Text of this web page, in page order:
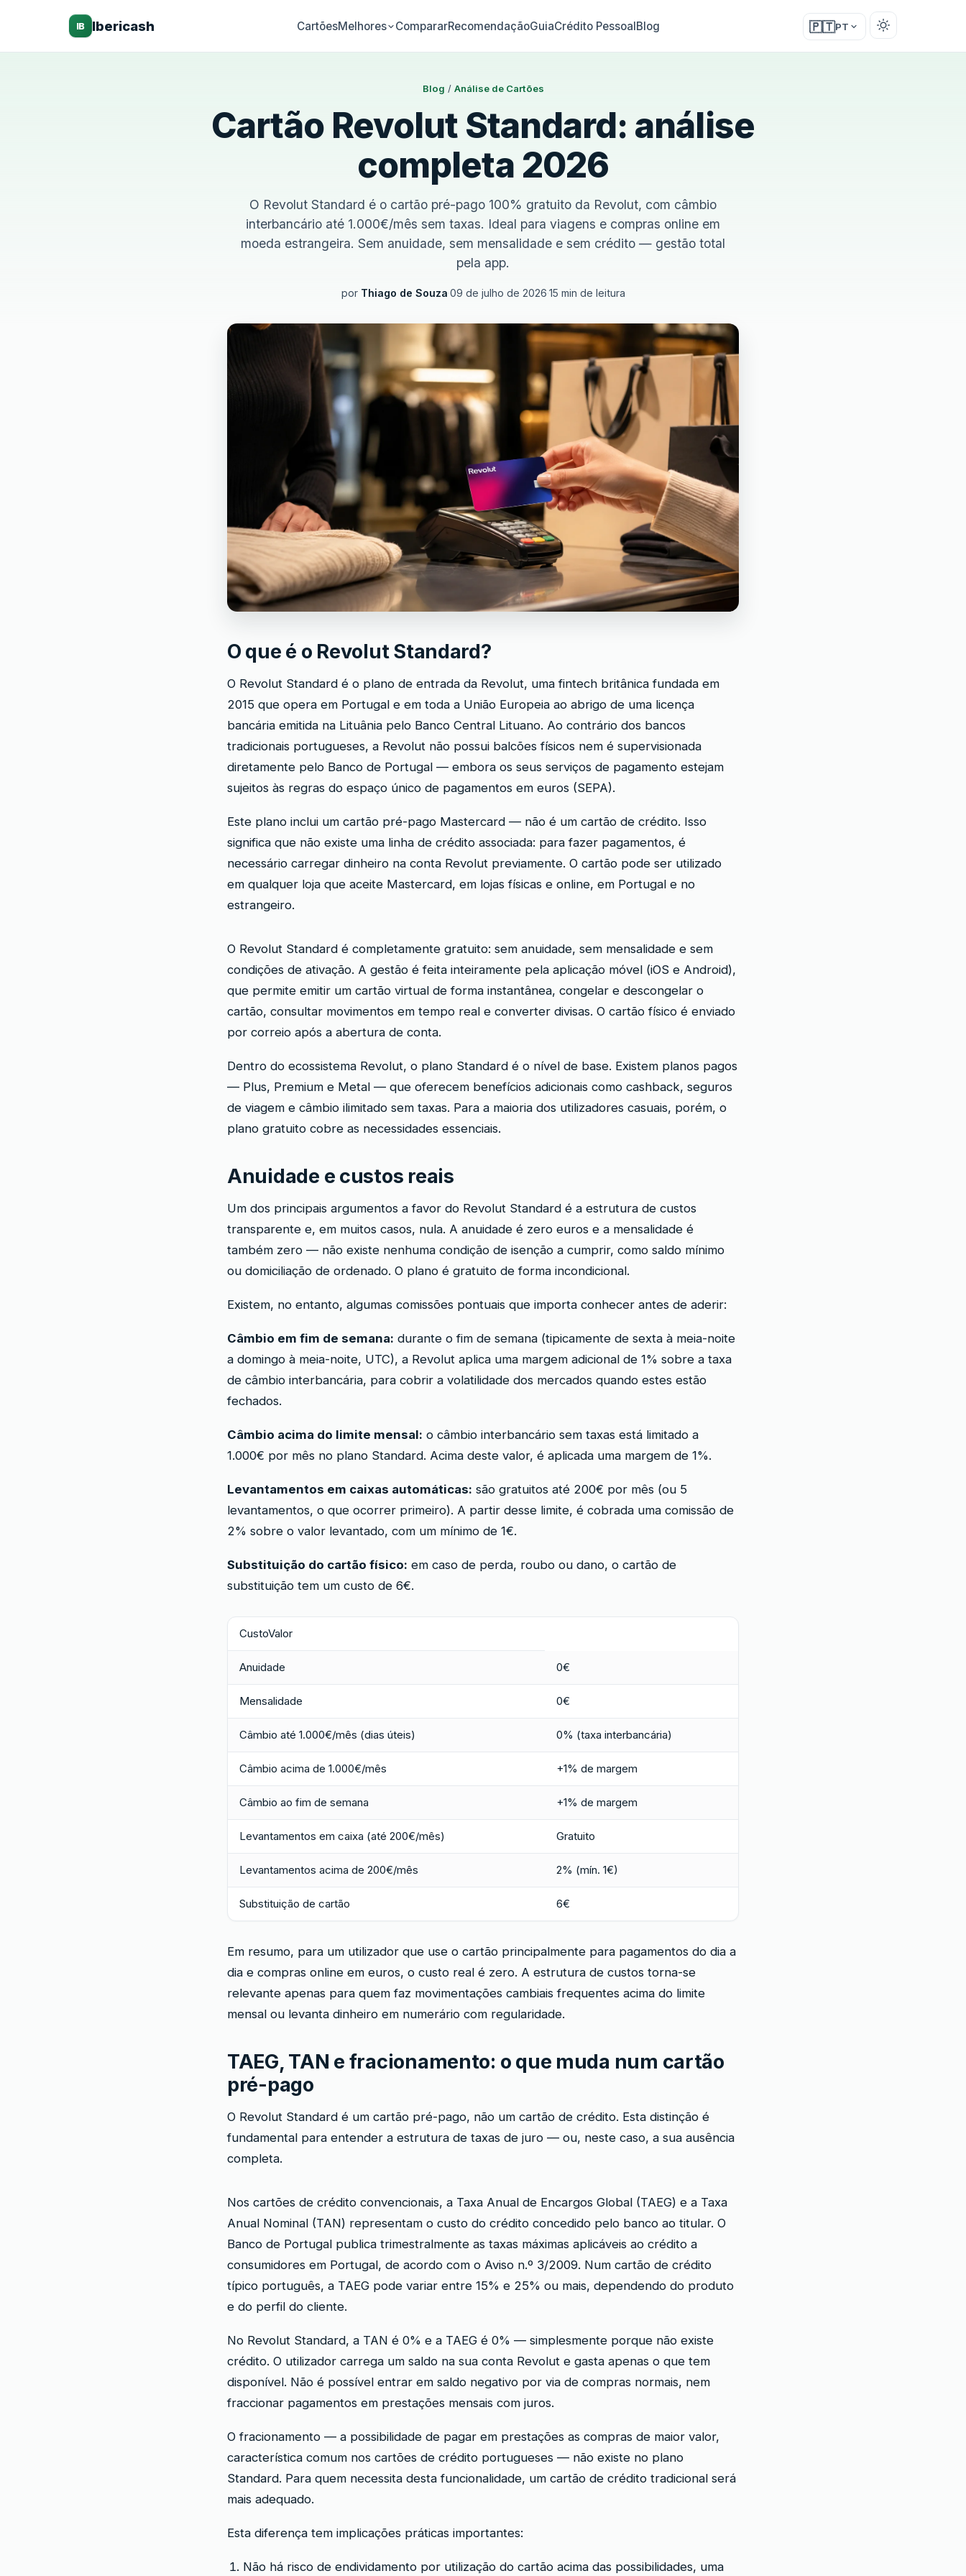
IB Ibericash CartõesMelhores CompararRecomendaçãoGuiaCrédito PessoalBlog 🇵🇹PT
Blog / Análise de Cartões
Cartão Revolut Standard: análise
completa 2026
O Revolut Standard é o cartão pré-pago 100% gratuito da Revolut, com câmbio
interbancário até 1.000€/mês sem taxas. Ideal para viagens e compras online em
moeda estrangeira. Sem anuidade, sem mensalidade e sem crédito — gestão total
pela app.
por Thiago de Souza·09 de julho de 2026·15 min de leitura
O que é o Revolut Standard?
O Revolut Standard é o plano de entrada da Revolut, uma fintech britânica fundada em
2015 que opera em Portugal e em toda a União Europeia ao abrigo de uma licença
bancária emitida na Lituânia pelo Banco Central Lituano. Ao contrário dos bancos
tradicionais portugueses, a Revolut não possui balcões físicos nem é supervisionada
diretamente pelo Banco de Portugal — embora os seus serviços de pagamento estejam
sujeitos às regras do espaço único de pagamentos em euros (SEPA).
Este plano inclui um cartão pré-pago Mastercard — não é um cartão de crédito. Isso
significa que não existe uma linha de crédito associada: para fazer pagamentos, é
necessário carregar dinheiro na conta Revolut previamente. O cartão pode ser utilizado
em qualquer loja que aceite Mastercard, em lojas físicas e online, em Portugal e no
estrangeiro.
O Revolut Standard é completamente gratuito: sem anuidade, sem mensalidade e sem
condições de ativação. A gestão é feita inteiramente pela aplicação móvel (iOS e Android),
que permite emitir um cartão virtual de forma instantânea, congelar e descongelar o
cartão, consultar movimentos em tempo real e converter divisas. O cartão físico é enviado
por correio após a abertura de conta.
Dentro do ecossistema Revolut, o plano Standard é o nível de base. Existem planos pagos
— Plus, Premium e Metal — que oferecem benefícios adicionais como cashback, seguros
de viagem e câmbio ilimitado sem taxas. Para a maioria dos utilizadores casuais, porém, o
plano gratuito cobre as necessidades essenciais.
Anuidade e custos reais
Um dos principais argumentos a favor do Revolut Standard é a estrutura de custos
transparente e, em muitos casos, nula. A anuidade é zero euros e a mensalidade é
também zero — não existe nenhuma condição de isenção a cumprir, como saldo mínimo
ou domiciliação de ordenado. O plano é gratuito de forma incondicional.
Existem, no entanto, algumas comissões pontuais que importa conhecer antes de aderir:
Câmbio em fim de semana: durante o fim de semana (tipicamente de sexta à meia-noite
a domingo à meia-noite, UTC), a Revolut aplica uma margem adicional de 1% sobre a taxa
de câmbio interbancária, para cobrir a volatilidade dos mercados quando estes estão
fechados.
Câmbio acima do limite mensal: o câmbio interbancário sem taxas está limitado a
1.000€ por mês no plano Standard. Acima deste valor, é aplicada uma margem de 1%.
Levantamentos em caixas automáticas: são gratuitos até 200€ por mês (ou 5
levantamentos, o que ocorrer primeiro). A partir desse limite, é cobrada uma comissão de
2% sobre o valor levantado, com um mínimo de 1€.
Substituição do cartão físico: em caso de perda, roubo ou dano, o cartão de
substituição tem um custo de 6€.
CustoValor
Anuidade 0€
Mensalidade 0€
Câmbio até 1.000€/mês (dias úteis) 0% (taxa interbancária)
Câmbio acima de 1.000€/mês +1% de margem
Câmbio ao fim de semana +1% de margem
Levantamentos em caixa (até 200€/mês) Gratuito
Levantamentos acima de 200€/mês 2% (mín. 1€)
Substituição de cartão 6€
Em resumo, para um utilizador que use o cartão principalmente para pagamentos do dia a
dia e compras online em euros, o custo real é zero. A estrutura de custos torna-se
relevante apenas para quem faz movimentações cambiais frequentes acima do limite
mensal ou levanta dinheiro em numerário com regularidade.
TAEG, TAN e fracionamento: o que muda num cartão
pré-pago
O Revolut Standard é um cartão pré-pago, não um cartão de crédito. Esta distinção é
fundamental para entender a estrutura de taxas de juro — ou, neste caso, a sua ausência
completa.
Nos cartões de crédito convencionais, a Taxa Anual de Encargos Global (TAEG) e a Taxa
Anual Nominal (TAN) representam o custo do crédito concedido pelo banco ao titular. O
Banco de Portugal publica trimestralmente as taxas máximas aplicáveis ao crédito a
consumidores em Portugal, de acordo com o Aviso n.º 3/2009. Num cartão de crédito
típico português, a TAEG pode variar entre 15% e 25% ou mais, dependendo do produto
e do perfil do cliente.
No Revolut Standard, a TAN é 0% e a TAEG é 0% — simplesmente porque não existe
crédito. O utilizador carrega um saldo na sua conta Revolut e gasta apenas o que tem
disponível. Não é possível entrar em saldo negativo por via de compras normais, nem
fraccionar pagamentos em prestações mensais com juros.
O fracionamento — a possibilidade de pagar em prestações as compras de maior valor,
característica comum nos cartões de crédito portugueses — não existe no plano
Standard. Para quem necessita desta funcionalidade, um cartão de crédito tradicional será
mais adequado.
Esta diferença tem implicações práticas importantes:
Não há risco de endividamento por utilização do cartão acima das possibilidades, uma